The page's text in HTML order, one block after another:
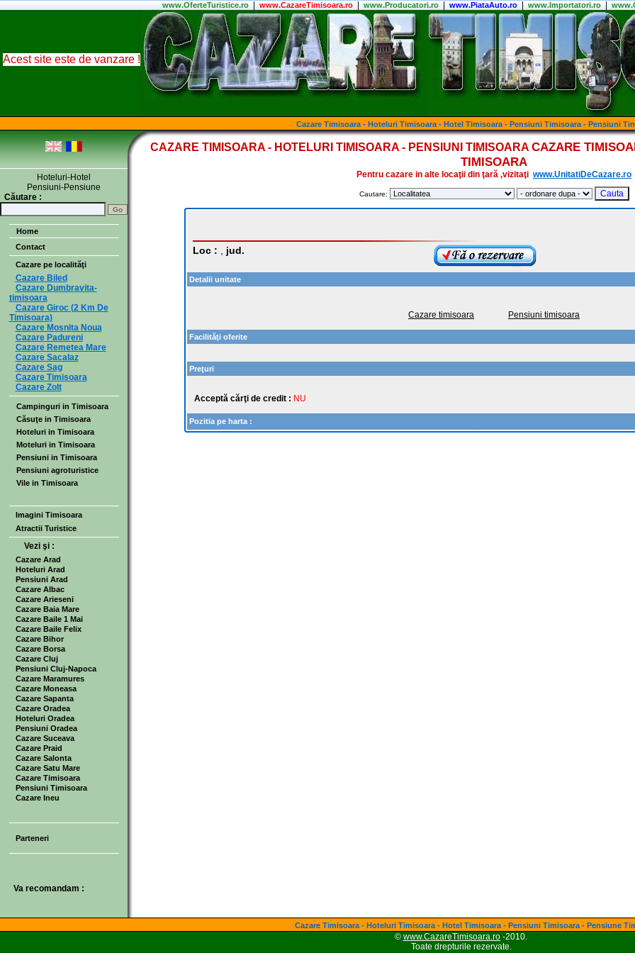
www.OferteTuristice.ro| www.CazareTimisoara.ro| www.Producatori.ro| www.PiataAuto.ro| www.Importatori.ro|
Acest site este de vanzare !
Cazare Timisoara - Hoteluri Timisoara - Hotel Timisoara - Pensiuni Timisoara - Pensiuni
Hoteluri-Hotel
Pensiuni-Pensiune
Căutare :
Home
Contact
Cazare pe localităţi
Cazare Biled
Cazare Dumbravita-
timisoara
Cazare Giroc (2 Km De
Timisoara)
Cazare Mosnita Noua
Cazare Padureni
Cazare Remetea Mare
Cazare Sacalaz
Cazare Sag
Cazare Timisoara
Cazare Zolt
Campinguri in Timisoara
Căsuţe in Timisoara
Hoteluri in Timisoara
Moteluri in Timisoara
Pensiuni in Timisoara
Pensiuni agroturistice
Vile in Timisoara
Imagini Timisoara
Atractii Turistice
Vezi şi :
Cazare Arad
Hoteluri Arad
Pensiuni Arad
Cazare Albac
Cazare Arieseni
Cazare Baia Mare
Cazare Baile 1 Mai
Cazare Baile Felix
Cazare Bihor
Cazare Borsa
Cazare Cluj
Pensiuni Cluj-Napoca
Cazare Maramures
Cazare Moneasa
Cazare Sapanta
Cazare Oradea
Hoteluri Oradea
Pensiuni Oradea
Cazare Suceava
Cazare Praid
Cazare Salonta
Cazare Satu Mare
Cazare Timisoara
Pensiuni Timisoara
Cazare Ineu
Parteneri
Va recomandam :
CAZARE TIMISOARA - HOTELURI TIMISOARA - PENSIUNI TIMISOARA CAZARE
TIMISOARA
Pentru cazare in alte locaţii din ţară ,vizitaţi www.UnitatiDeCazare.ro
Cautare:
Loc : jud.
Detalii unitate
Cazare timisoara Pensiuni timisoara
Facilităţi oferite
Preţuri
Acceptă cărţi de credit : NU
Pozitia pe harta :
Cazare Timisoara - Hoteluri Timisoara - Hotel Timisoara - Pensiuni Timisoara - Pensiune
© www.CazareTimisoara.ro -2010.
Toate drepturile rezervate.